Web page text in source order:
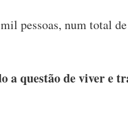
pessoas, num total
a questão de viver e